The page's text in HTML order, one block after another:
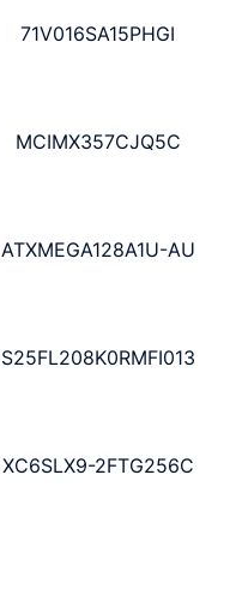
71V016SA15PHGI
MCIMX357CJQ5C
ATXMEGA128A1U-AU
S25FL208K0RMFI013
XC6SLX9-2FTG256C